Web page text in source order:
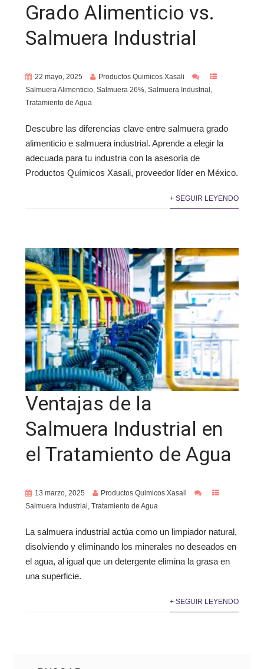
Grado Alimenticio vs.
Salmuera Industrial
22 mayo, 2025
Productos Quimicos Xasali
Salmuera Alimenticio, Salmuera 26%, Salmuera Industrial ,
Tratamiento de Agua
Descubre las diferencias clave entre salmuera grado
alimenticio e salmuera industrial. Aprende a elegir la
adecuada para tu industria con la asesoría de
Productos Químicos Xasali, proveedor líder en México.
+ SEGUIR LEYENDO
Ventajas de la
Salmuera Industrial en
el Tratamiento de Agua
13 marzo, 2025
Productos Quimicos Xasali
Salmuera Industrial , Tratamiento de Agua
La salmuera industrial actúa como un limpiador natural,
disolviendo y eliminando los minerales no deseados en
el agua, al igual que un detergente elimina la grasa en
una superficie.
+ SEGUIR LEYENDO